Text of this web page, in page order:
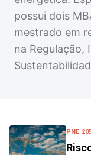
possui dois
mestrado em
na Regulação,
PNE